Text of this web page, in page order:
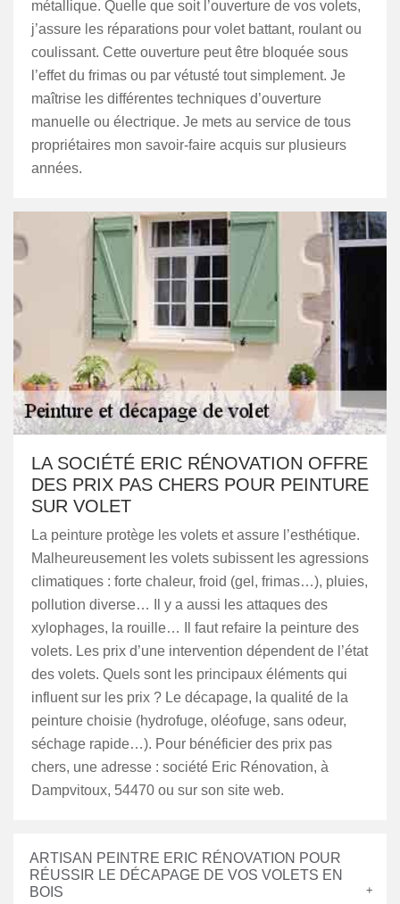
métallique. Quelle que soit l’ouverture de vos volets,
j’assure les réparations pour volet battant, roulant ou
coulissant. Cette ouverture peut être bloquée sous
l’effet du frimas ou par vétusté tout simplement. Je
maîtrise les différentes techniques d’ouverture
manuelle ou électrique. Je mets au service de tous
propriétaires mon savoir-faire acquis sur plusieurs
années.
LA SOCIÉTÉ ERIC RÉNOVATION OFFRE
DES PRIX PAS CHERS POUR PEINTURE
SUR VOLET
La peinture protège les volets et assure l’esthétique.
Malheureusement les volets subissent les agressions
climatiques : forte chaleur, froid (gel, frimas…), pluies,
pollution diverse… Il y a aussi les attaques des
xylophages, la rouille… Il faut refaire la peinture des
volets. Les prix d’une intervention dépendent de l’état
des volets. Quels sont les principaux éléments qui
influent sur les prix ? Le décapage, la qualité de la
peinture choisie (hydrofuge, oléofuge, sans odeur,
séchage rapide…). Pour bénéficier des prix pas
chers, une adresse : société Eric Rénovation, à
Dampvitoux, 54470 ou sur son site web.
ARTISAN PEINTRE ERIC RÉNOVATION POUR
RÉUSSIR LE DÉCAPAGE DE VOS VOLETS EN
BOIS